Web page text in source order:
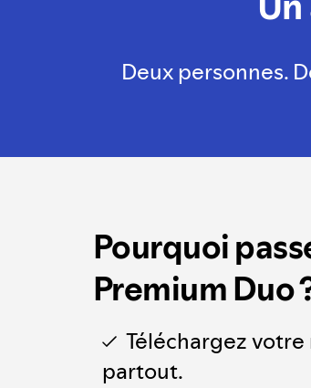
Deux personnes.
Pourquoi
Premium Duo
Téléchargez
partout.